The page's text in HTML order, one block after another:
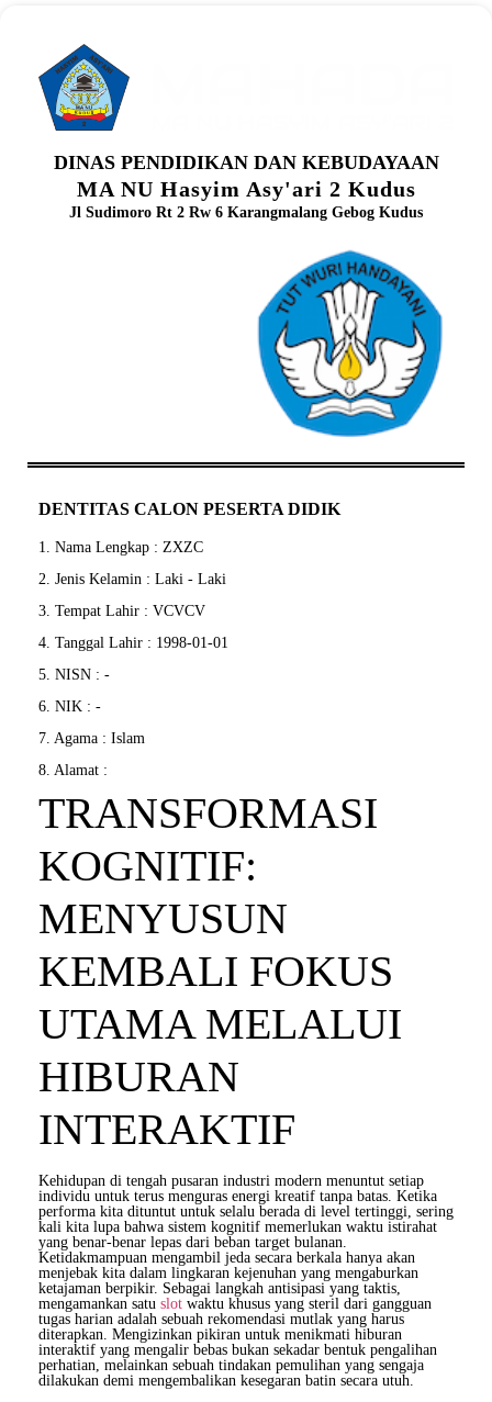
DINAS PENDIDIKAN DAN KEBUDAYAAN
MA NU Hasyim Asy'ari 2 Kudus
Jl Sudimoro Rt 2 Rw 6 Karangmalang Gebog Kudus
DENTITAS CALON PESERTA DIDIK
1. Nama Lengkap : ZXZC
2. Jenis Kelamin : Laki - Laki
3. Tempat Lahir : VCVCV
4. Tanggal Lahir : 1998-01-01
5. NISN : -
6. NIK : -
7. Agama : Islam
8. Alamat :
TRANSFORMASI
KOGNITIF:
MENYUSUN
KEMBALI FOKUS
UTAMA MELALUI
HIBURAN
INTERAKTIF
Kehidupan di tengah pusaran industri modern menuntut setiap
individu untuk terus menguras energi kreatif tanpa batas. Ketika
performa kita dituntut untuk selalu berada di level tertinggi, sering
kali kita lupa bahwa sistem kognitif memerlukan waktu istirahat
yang benar-benar lepas dari beban target bulanan.
Ketidakmampuan mengambil jeda secara berkala hanya akan
menjebak kita dalam lingkaran kejenuhan yang mengaburkan
ketajaman berpikir. Sebagai langkah antisipasi yang taktis,
mengamankan satu slot waktu khusus yang steril dari gangguan
tugas harian adalah sebuah rekomendasi mutlak yang harus
diterapkan. Mengizinkan pikiran untuk menikmati hiburan
interaktif yang mengalir bebas bukan sekadar bentuk pengalihan
perhatian, melainkan sebuah tindakan pemulihan yang sengaja
dilakukan demi mengembalikan kesegaran batin secara utuh.